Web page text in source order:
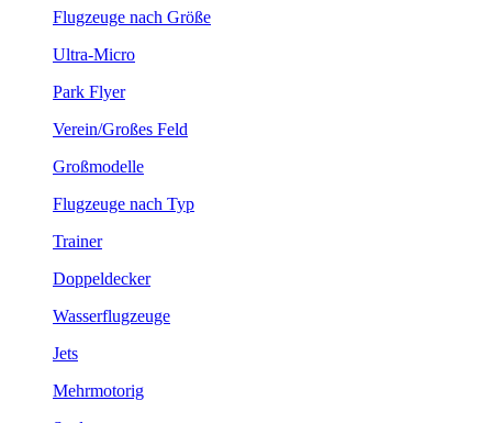
Flugzeuge nach Größe
Ultra-Micro
Park Flyer
Verein/Großes Feld
Großmodelle
Flugzeuge nach Typ
Trainer
Doppeldecker
Wasserflugzeuge
Jets
Mehrmotorig